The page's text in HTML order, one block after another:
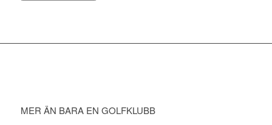
MER ÄN BARA EN GOLFKLUBB